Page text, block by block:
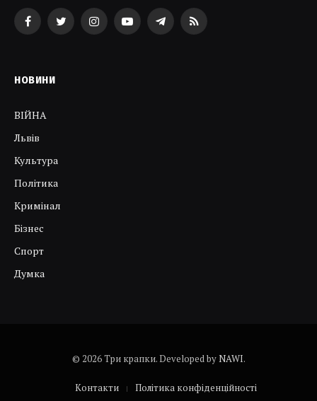
FacebookTwitterInstagramYouTubeTelegramRSS
НОВИНИ
ВІЙНА
Львів
Культура
Політика
Кримінал
Бізнес
Спорт
Думка
© 2026 Три крапки. Developed byNAWI.
Контакти Політика конфіденційності